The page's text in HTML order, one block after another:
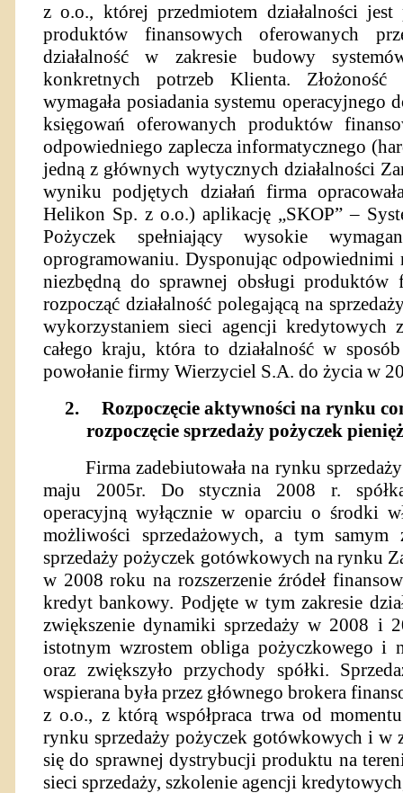
z o.o., której przedmiotem działalności jest
produktów finansowych oferowanych
działalność w zakresie budowy
konkretnych potrzeb Klienta. Złożoność
wymagała posiadania systemu
księgowań oferowanych produktów
odpowiedniego zaplecza informatycznego
jedną z głównych wytycznych działalności
wyniku podjętych działań firma
Helikon Sp. z o.o.) aplikację „SKOP” –
Pożyczek spełniający wysokie
oprogramowaniu. Dysponując odpowiednimi
niezbędną do sprawnej obsługi produktów
rozpocząć działalność polegającą na
wykorzystaniem sieci agencji kredytowych
całego kraju, która to działalność w sposób
powołanie firmy Wierzyciel S.A. do życia w
2.
Rozpoczęcie aktywności na rynku
rozpoczęcie sprzedaży pożyczek
Firma zadebiutowała na rynku
maju 2005r. Do stycznia 2008 r. spółka
operacyjną wyłącznie w oparciu o środki
możliwości sprzedażowych, a tym samym
sprzedaży pożyczek gotówkowych na rynku
w 2008 roku na rozszerzenie źródeł
kredyt bankowy. Podjęte w tym zakresie
zwiększenie dynamiki sprzedaży w 2008 i
istotnym wzrostem obliga pożyczkowego i
oraz zwiększyło przychody spółki.
wspierana była przez głównego brokera
z o.o., z którą współpraca trwa od
rynku sprzedaży pożyczek gotówkowych i w
się do sprawnej dystrybucji produktu na
sieci sprzedaży, szkolenie agencji